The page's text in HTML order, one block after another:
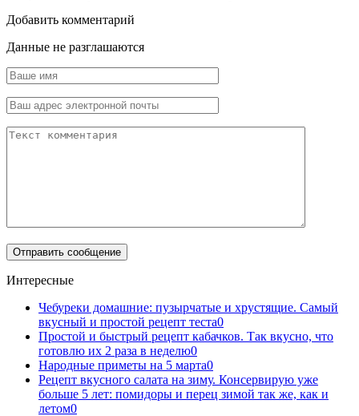
Добавить комментарий
Данные не разглашаются
Интересные
Чебуреки домашние: пузырчатые и хрустящие. Самый
вкусный и простой рецепт теста0
Простой и быстрый рецепт кабачков. Так вкусно, что
готовлю их 2 раза в неделю0
Народные приметы на 5 марта0
Рецепт вкусного салата на зиму. Консервирую уже
больше 5 лет: помидоры и перец зимой так же, как и
летом0